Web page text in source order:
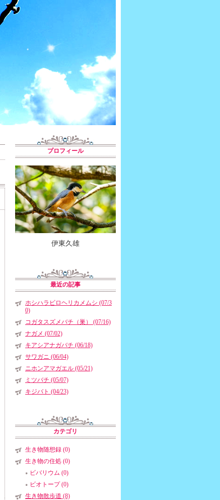
プロフィール
伊東久雄
最近の記事
ホシハラビロヘリカメムシ (07/3
0)
コガタスズメバチ（巣） (07/16)
ナガメ (07/02)
キアシアナガバチ (06/18)
サワガニ (06/04)
ニホンアマガエル (05/21)
ミツバチ (05/07)
キジバト (04/23)
カテゴリ
生き物随想録 (0)
生き物の住処 (0)
ビバリウム (0)
ビオトープ (0)
生き物散歩道 (8)